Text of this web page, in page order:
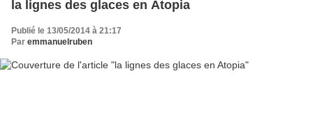
la lignes des glaces en Atopia
Publié le 13/05/2014 à 21:17
Par emmanuelruben